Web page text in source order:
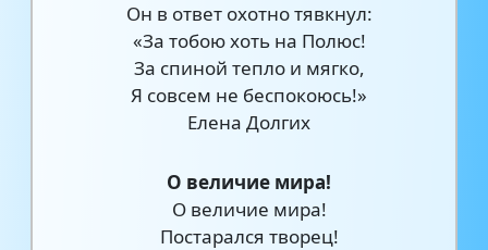
Он в ответ охотно тявкнул:
«За тобою хоть на Полюс!
За спиной тепло и мягко,
Я совсем не беспокоюсь!»
Елена Долгих
О величие мира!
О величие мира!
Постарался творец!